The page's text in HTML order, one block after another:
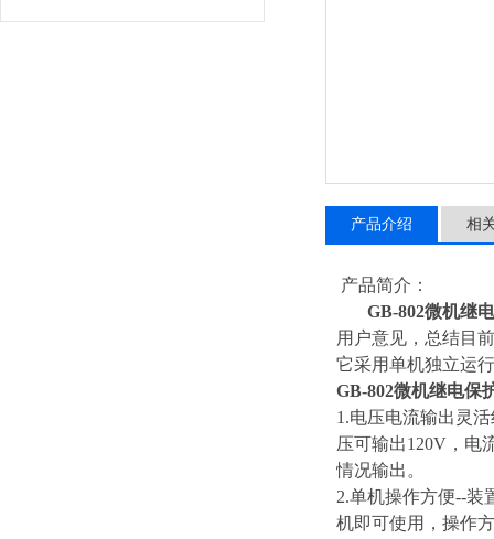
产品介绍 相
产品简介：
GB-802微机继
用户意见，总结目
它采用单机独立运
GB-802微机继电保
1.电压电流输出灵
压可输出120V，电
情况输出。
2.单机操作方便--装
机即可使用，操作